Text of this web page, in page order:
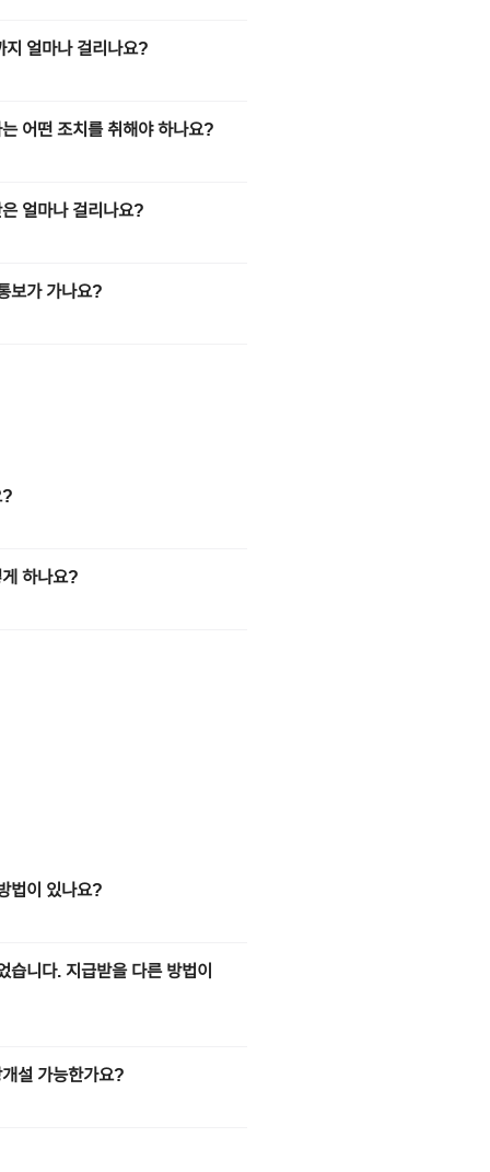
지 얼마나 걸리나요?
어떤 조치를 취해야 하나요?
얼마나 걸리나요?
보가 가나요?
하나요?
법이 있나요?
습니다. 지급받을 다른 방법이
설 가능한가요?